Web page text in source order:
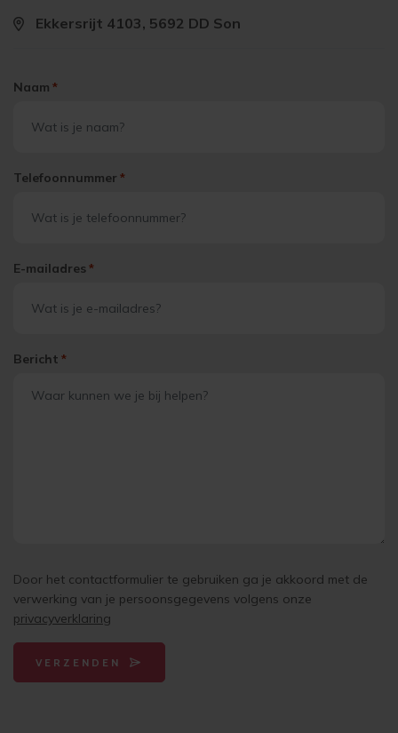
Ekkersrijt 4103, 5692 DD Son
Naam *
Telefoonnummer *
E-mailadres *
Bericht *
Door het contactformulier te gebruiken ga je akkoord met de
verwerking van je persoonsgegevens volgens onze
privacyverklaring
VERZENDEN